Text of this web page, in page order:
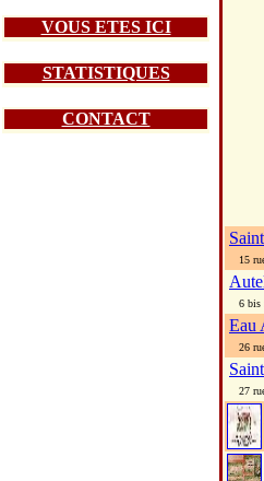
VOUS ETES ICI
STATISTIQUES
CONTACT
15
6 bis
Eau
26
27